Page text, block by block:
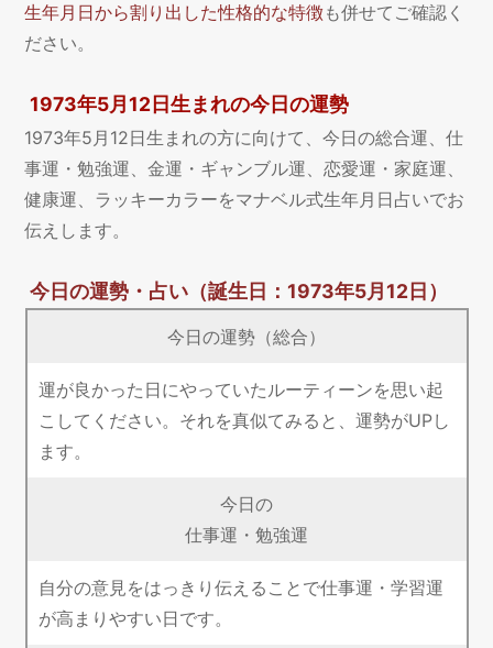
生年月日から割り出した性格的な特徴も併せてご確認く
ださい。
1973年5月12日生まれの今日の運勢
1973年5月12日生まれの方に向けて、今日の総合運、仕
事運・勉強運、金運・ギャンブル運、恋愛運・家庭運、
健康運、ラッキーカラーをマナベル式生年月日占いでお
伝えします。
今日の運勢・占い（誕生日：1973年5月12日）
今日の運勢（総合）
運が良かった日にやっていたルーティーンを思い起
こしてください。それを真似てみると、運勢がUPし
ます。
今日の
仕事運・勉強運
自分の意見をはっきり伝えることで仕事運・学習運
が高まりやすい日です。